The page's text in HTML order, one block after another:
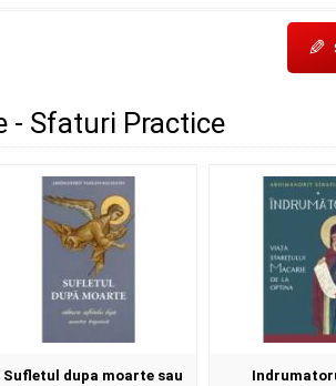
✎
- Sfaturi Practice
Sufletul dupa moarte sau